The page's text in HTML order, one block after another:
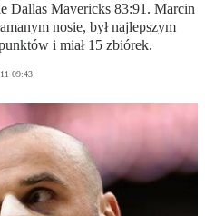
Dallas Mavericks 83:91. Marcin
nosie, był najlepszym
i miał 15 zbiórek.
09:43